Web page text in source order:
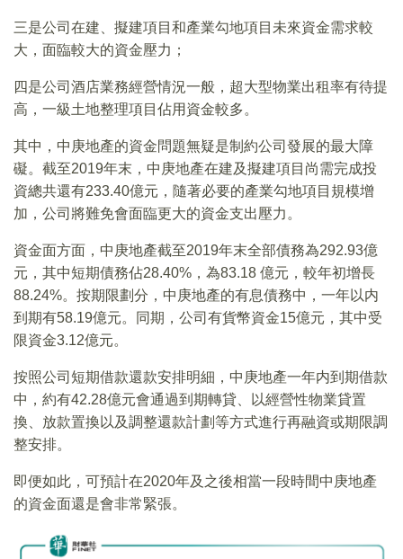
三是公司在建、擬建項目和產業勾地項目未來資金需求較
大，面臨較大的資金壓力；
四是公司酒店業務經營情況一般，超大型物業出租率有待提
高，一級土地整理項目佔用資金較多。
其中，中庚地產的資金問題無疑是制約公司發展的最大障
礙。截至2019年末，中庚地產在建及擬建項目尚需完成投
資總共還有233.40億元，隨著必要的產業勾地項目規模增
加，公司將難免會面臨更大的資金支出壓力。
資金面方面，中庚地產截至2019年末全部債務為292.93億
元，其中短期債務佔28.40%，為83.18 億元，較年初增長
88.24%。按期限劃分，中庚地產的有息債務中，一年以内
到期有58.19億元。同期，公司有貨幣資金15億元，其中受
限資金3.12億元。
按照公司短期借款還款安排明細，中庚地產一年内到期借款
中，約有42.28億元會通過到期轉貸、以經營性物業貸置
換、放款置換以及調整還款計劃等方式進行再融資或期限調
整安排。
即便如此，可預計在2020年及之後相當一段時間中庚地產
的資金面還是會非常緊張。